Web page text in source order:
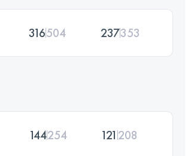
316504 237353
144254 121 208